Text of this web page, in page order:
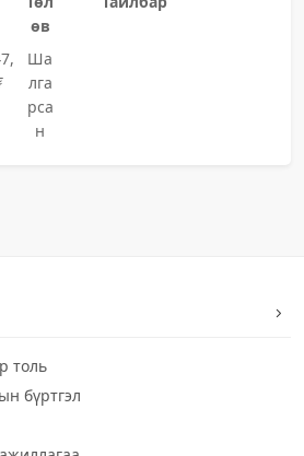
өв
Ша
лга
рса
н
толь
бүртгэл